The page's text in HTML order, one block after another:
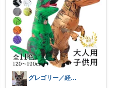
グレゴリー／経由購入感謝です💕